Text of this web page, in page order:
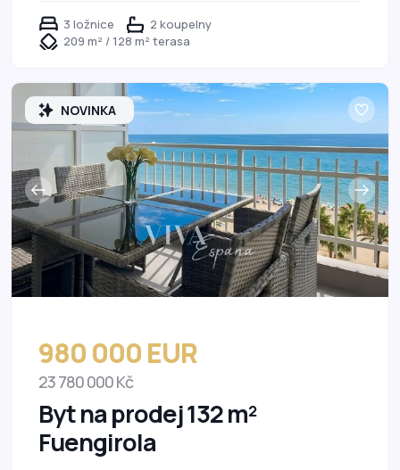
3 ložnice
2 koupelny
209 m² / 128 m² terasa
NOVINKA
980 000 EUR
23 780 000 Kč
Byt na prodej 132 m²
Fuengirola